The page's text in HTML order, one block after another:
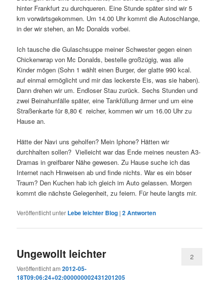
hinter Frankfurt zu durchqueren. Eine Stunde später sind wir 5
km vorwärtsgekommen. Um 14.00 Uhr kommt die Autoschlange,
in der wir stehen, an Mc Donalds vorbei.
Ich tausche die Gulaschsuppe meiner Schwester gegen einen
Chickenwrap von Mc Donalds, bestelle großzügig, was alle
Kinder mögen (Sohn 1 wählt einen Burger, der glatte 990 kcal.
auf einmal ermöglicht und mir das leckerste Eis, was sie haben).
Dann drehen wir um. Endloser Stau zurück. Sechs Stunden und
zwei Beinahunfälle später, eine Tankfüllung ärmer und um eine
Straßenkarte für 8,80 € reicher, kommen wir um 16.00 Uhr zu
Hause an.
Hätte der Navi uns geholfen? Mein Iphone? Hätten wir
durchhalten sollen? Vielleicht war das Ende meines neusten A3-
Dramas in greifbarer Nähe gewesen. Zu Hause suche ich das
Internet nach Hinweisen ab und finde nichts. War es ein böser
Traum? Den Kuchen hab ich gleich im Auto gelassen. Morgen
kommt die nächste Gelegenheit, zu feiern. Für heute langts mir.
Veröffentlicht unter Lebe leichter Blog |2Antworten
Ungewollt leichter
Veröffentlicht am2012-05-
18T09:06:24+02:000000002431201205
2